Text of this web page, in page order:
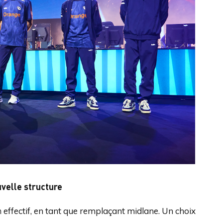
structure
en tant que remplaçant midlane. Un choix